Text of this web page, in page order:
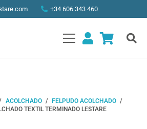
+34 606 343 460
ACOLCHADO / FELPUDO ACOLCHADO /
TEXTIL TERMINADO LESTARE